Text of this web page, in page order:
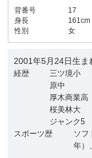
背番号 17
身長
161cm
性別
女
2001年5月24日生ま
経歴
三ツ境小
原中
厚木商業高
桜美林大
ジャンク5
スポーツ歴
ソフ
年）